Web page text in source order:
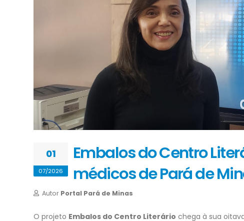
01
07/2026
Embalos do Centro
médicos de Pará de
Autor Portal Pará de Minas
O projeto Embalos do Centro Literário chega à sua